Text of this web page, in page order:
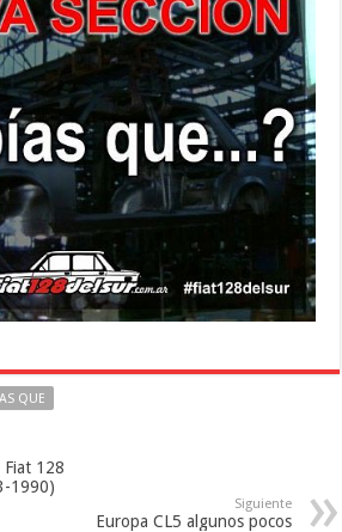
QUE
Fiat 128
1990)
Siguiente
Europa CL5 algunos pocos